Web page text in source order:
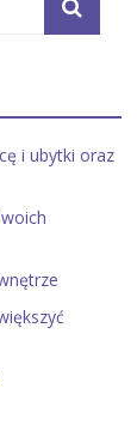
i ubytki oraz